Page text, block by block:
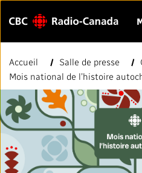
Menu
FAQ NOUS JOINDRE
PAGE D'ACCUEIL
LIENS RAPIDES
Accueil Salle de presse
Mois national de l’histoire